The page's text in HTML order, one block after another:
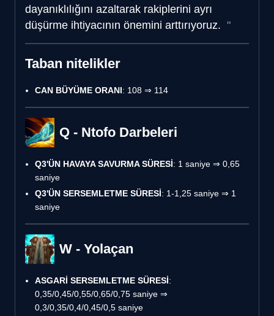
dayanıklılığını azaltarak rakiplerini ayrı
düşürme ihtiyacının önemini arttırıyoruz.
Taban nitelikler
CAN BÜYÜME ORANI: 108 ⇒ 114
Q - Ntofo Darbeleri
Q3'ÜN HAVAYA SAVURMA SÜRESİ: 1 saniye ⇒ 0,65
saniye
Q3'ÜN SERSEMLETME SÜRESİ: 1-1,25 saniye ⇒ 1
saniye
W - Yolaçan
ASGARİ SERSEMLETME SÜRESİ:
0,35/0,45/0,55/0,65/0,75 saniye ⇒
0,3/0,35/0,4/0,45/0,5 saniye